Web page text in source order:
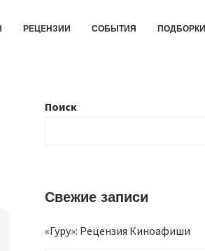
РЕЦЕНЗИИ СОБЫТИЯ ПОДБОРКИ
Поиск
Свежие записи
«Гуру»: Рецензия Киноафиши